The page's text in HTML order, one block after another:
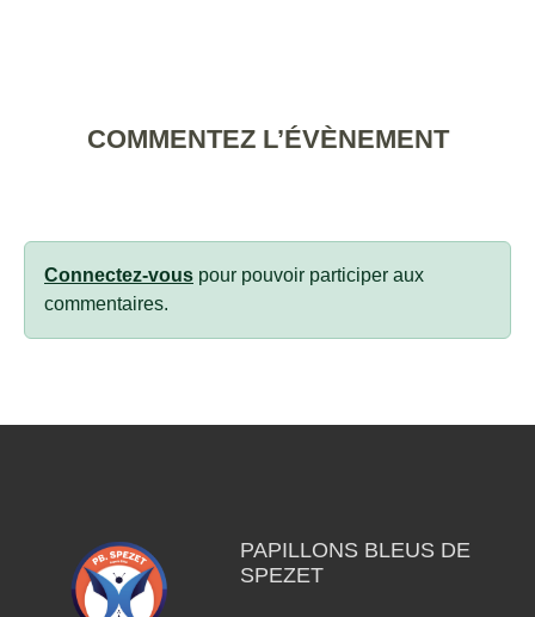
COMMENTEZ L’ÉVÈNEMENT
Connectez-vous pour pouvoir participer aux
commentaires.
PAPILLONS BLEUS DE
SPEZET